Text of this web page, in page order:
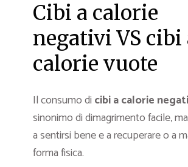
Cibi a calorie
negativi VS cibi
calorie vuote
Il consumo di cibi a calorie
sinonimo di dimagrimento facile,
a sentirsi bene e a recuperare o a
forma fisica.